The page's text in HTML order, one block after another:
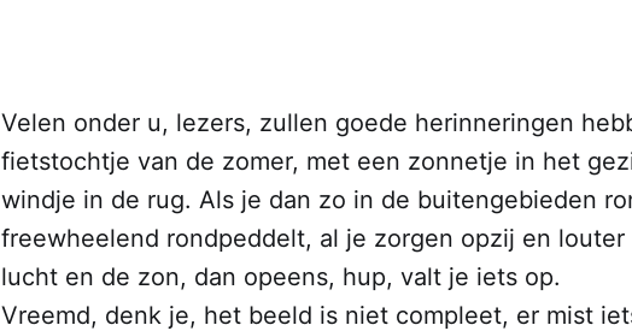
Velen onder u, lezers, zullen goede herinneringen
fietstochtje van de zomer, met een zonnetje in het
windje in de rug. Als je dan zo in de buitengebieden
freewheelend rondpeddelt, al je zorgen opzij en
lucht en de zon, dan opeens, hup, valt je iets op.
Vreemd, denk je, het beeld is niet compleet, er mist